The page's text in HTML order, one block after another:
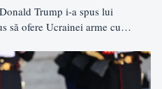
Trump i-a spus lui
să ofere Ucrainei arme cu…